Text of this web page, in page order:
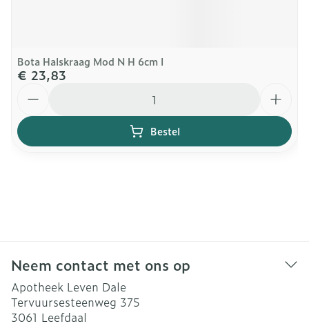
Bota Halskraag Mod N H 6cm l
€ 23,83
Bestel
Neem contact met ons op
Apotheek Leven Dale
Tervuursesteenweg 375
3061 Leefdaal